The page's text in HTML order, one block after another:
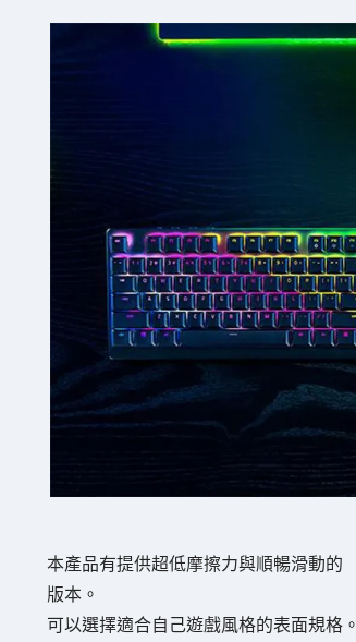
本產品有提供超低摩擦力與順暢滑動的
版本。
可以選擇適合自己遊戲風格的表面規格。